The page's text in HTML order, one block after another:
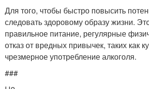
Для того, чтобы быстро повысить
следовать здоровому образу жизни.
правильное питание, регулярные
отказ от вредных привычек, таких как
чрезмерное употребление алкоголя.
###